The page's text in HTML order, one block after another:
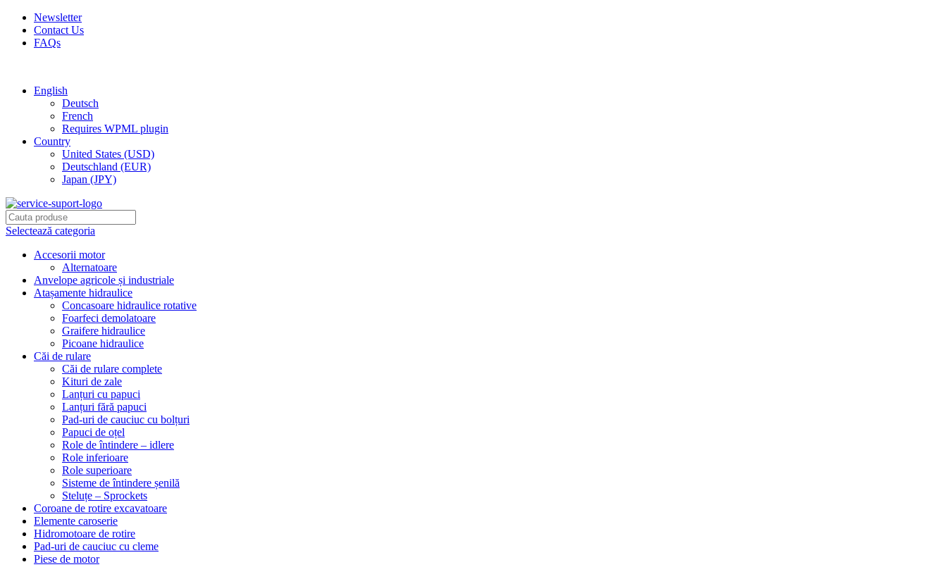
Newsletter
Contact Us
FAQs
English
Deutsch
French
Requires WPML plugin
Country
United States (USD)
Deutschland (EUR)
Japan (JPY)
Selectează categoria
Accesorii motor
Alternatoare
Anvelope agricole și industriale
Atașamente hidraulice
Concasoare hidraulice rotative
Foarfeci demolatoare
Graifere hidraulice
Picoane hidraulice
Căi de rulare
Căi de rulare complete
Kituri de zale
Lanțuri cu papuci
Lanțuri fără papuci
Pad-uri de cauciuc cu bolțuri
Papuci de oțel
Role de întindere – idlere
Role inferioare
Role superioare
Sisteme de întindere șenilă
Steluțe – Sprockets
Coroane de rotire excavatoare
Elemente caroserie
Hidromotoare de rotire
Pad-uri de cauciuc cu cleme
Piese de motor